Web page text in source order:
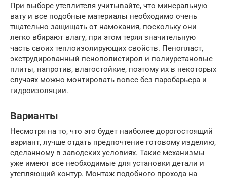
При выборе утеплителя учитывайте, что минеральную
вату и все подобные материалы необходимо очень
тщательно защищать от намокания, поскольку они
легко вбирают влагу, при этом теряя значительную
часть своих теплоизолирующих свойств. Пенопласт,
экструдированный пенополистирол и полиуретановые
плиты, напротив, влагостойкие, поэтому их в некоторых
случаях можно монтировать вовсе без паробарьера и
гидроизоляции.
Варианты
Несмотря на то, что это будет наиболее дорогостоящий
вариант, лучше отдать предпочтение готовому изделию,
сделанному в заводских условиях. Такие механизмы
уже имеют все необходимые для установки детали и
утепляющий контур. Монтаж подобного прохода на